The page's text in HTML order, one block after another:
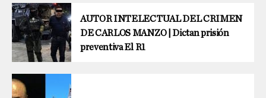
AUTOR INTELECTUAL DEL CRIMEN
DE CARLOS MANZO | Dictan prisión
preventiva El R1